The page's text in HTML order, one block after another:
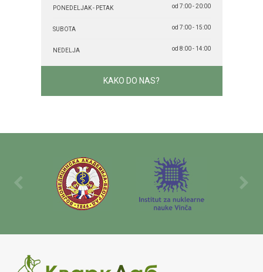
PONEDELJAK - PETAK od 7:00 - 20:00
SUBOTA od 7:00 - 15:00
NEDELJA od 8:00 - 14:00
KAKO DO NAS?